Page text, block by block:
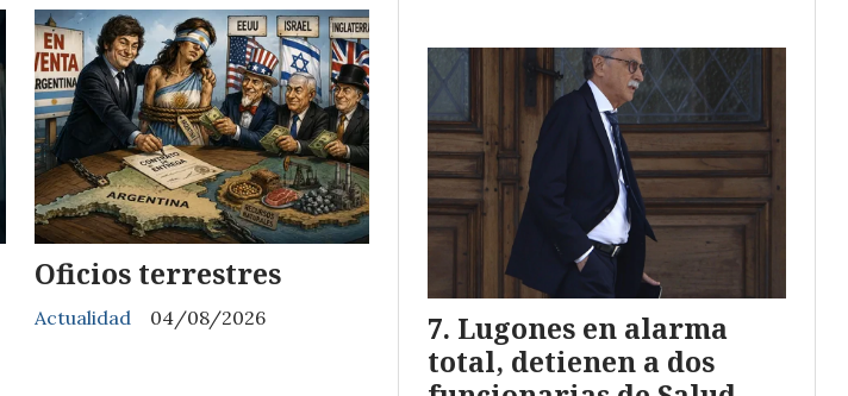
Oficios terrestres
Actualidad 04/08/2026
Lugones en alarma
total, detienen a dos